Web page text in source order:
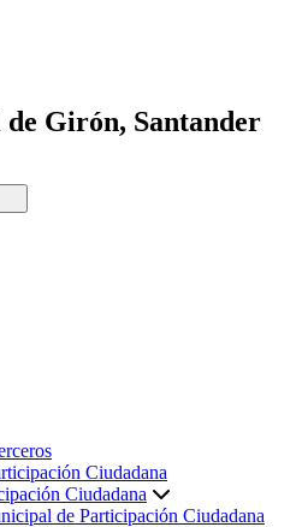
Girón, Santander
Ciudadana
Ciudadana
de Participación Ciudadana